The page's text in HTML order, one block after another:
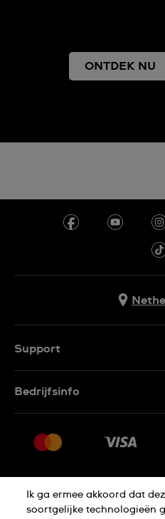
ONTDEK NU
Support
Retouren
Verkoopvoorwaarden
Annulering van de
Bedrijfsinfo
Vacatures
Thuiswinkel certificaat
Ik ga ermee akkoord dat
soortgelijke technologieën